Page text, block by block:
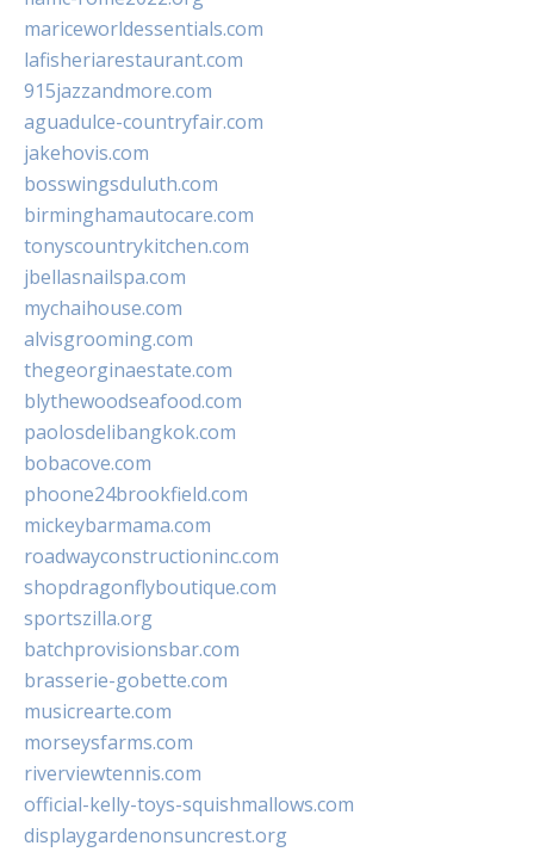
mariceworldessentials.com
lafisheriarestaurant.com
915jazzandmore.com
aguadulce-countryfair.com
jakehovis.com
bosswingsduluth.com
birminghamautocare.com
tonyscountrykitchen.com
jbellasnailspa.com
mychaihouse.com
alvisgrooming.com
thegeorginaestate.com
blythewoodseafood.com
paolosdelibangkok.com
bobacove.com
phoone24brookfield.com
mickeybarmama.com
roadwayconstructioninc.com
shopdragonflyboutique.com
sportszilla.org
batchprovisionsbar.com
brasserie-gobette.com
musicrearte.com
morseysfarms.com
riverviewtennis.com
official-kelly-toys-squishmallows.com
displaygardenonsuncrest.org